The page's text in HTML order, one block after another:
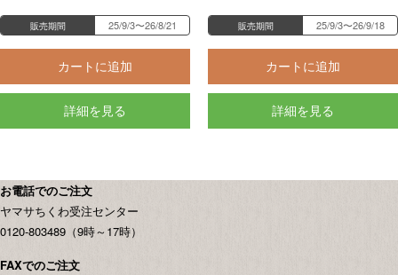
販売期間 25/9/3〜26/8/21
カートに追加
詳細を見る
販売期間 25/9/3〜26/9/18
カートに追加
詳細を見る
お電話でのご注文
ヤマサちくわ受注センター
0120-803489（9時～17時）
FAXでのご注文